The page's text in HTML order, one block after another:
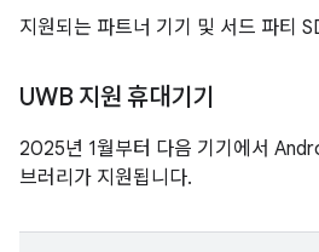
지원되는 파트너 기기 및 서드 파티
UWB 지원 휴대기기
2025년 1월부터 다음 기기에서
브러리가 지원됩니다.